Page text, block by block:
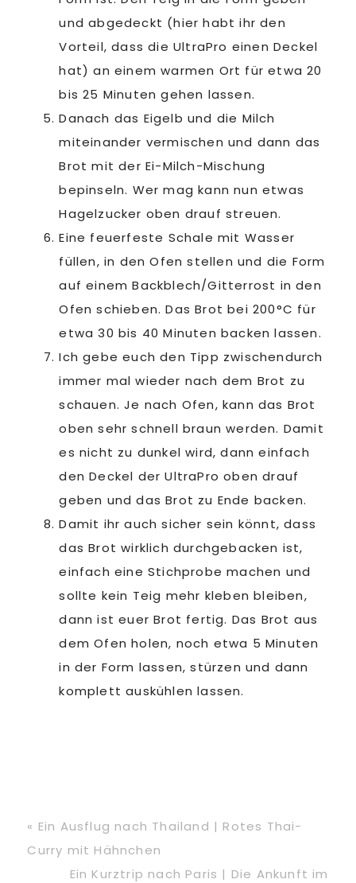
und abgedeckt (hier habt ihr den
Vorteil, dass die UltraPro einen Deckel
hat) an einem warmen Ort für etwa 20
bis 25 Minuten gehen lassen.
Danach das Eigelb und die Milch
miteinander vermischen und dann das
Brot mit der Ei-Milch-Mischung
bepinseln. Wer mag kann nun etwas
Hagelzucker oben drauf streuen.
Eine feuerfeste Schale mit Wasser
füllen, in den Ofen stellen und die Form
auf einem Backblech/Gitterrost in den
Ofen schieben. Das Brot bei 200°C für
etwa 30 bis 40 Minuten backen lassen.
Ich gebe euch den Tipp zwischendurch
immer mal wieder nach dem Brot zu
schauen. Je nach Ofen, kann das Brot
oben sehr schnell braun werden. Damit
es nicht zu dunkel wird, dann einfach
den Deckel der UltraPro oben drauf
geben und das Brot zu Ende backen.
Damit ihr auch sicher sein könnt, dass
das Brot wirklich durchgebacken ist,
einfach eine Stichprobe machen und
sollte kein Teig mehr kleben bleiben,
dann ist euer Brot fertig. Das Brot aus
dem Ofen holen, noch etwa 5 Minuten
in der Form lassen, stürzen und dann
komplett auskühlen lassen.
Vorheriger
Beitrag:
« Ein Ausflug nach Thailand | Rotes Thai-
Curry mit Hähnchen
Nächster
Ein Kurztrip nach Paris | Die Ankunft im